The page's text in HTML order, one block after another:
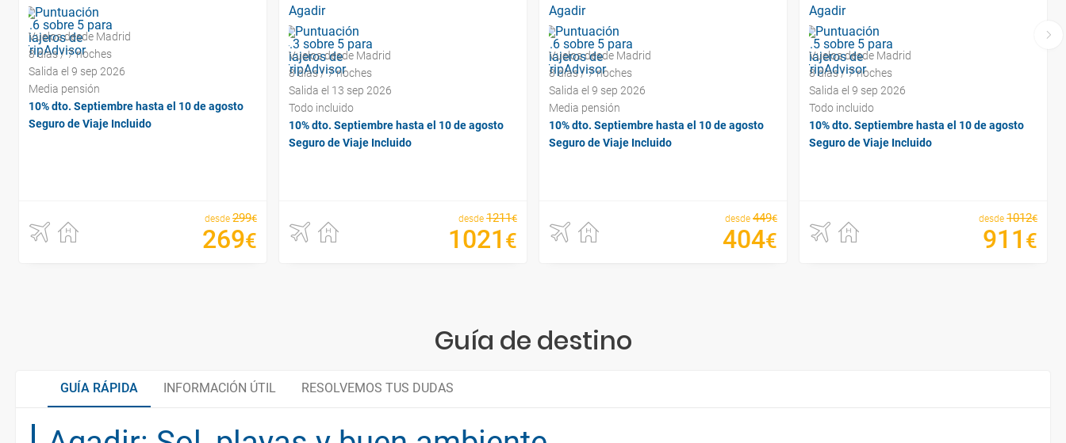
Vuelos desde Madrid
8 días / 7 noches
Salida el 9 sep 2026
Media pensión
10% dto. Septiembre hasta el 10 de agosto
Seguro de Viaje Incluido
desde 299€
269€
Agadir
Vuelos desde Madrid
8 días / 7 noches
Salida el 13 sep 2026
Todo incluido
10% dto. Septiembre hasta el 10 de agosto
Seguro de Viaje Incluido
desde 1211€
1021 €
Agadir
Vuelos desde Madrid
8 días / 7 noches
Salida el 9 sep 2026
Media pensión
10% dto. Septiembre hasta el 10 de agosto
Seguro de Viaje Incluido
desde 449€
404€
Agadir
Vuelos desde Madrid
8 días / 7 noches
Salida el 9 sep 2026
Todo incluido
10% dto. Septiembre hasta el 10 de agosto
Seguro de Viaje Incluido
desde 1012€
911 €
Guía de destino
GUÍA RÁPIDA INFORMACIÓN ÚTIL RESOLVEMOS TUS DUDAS